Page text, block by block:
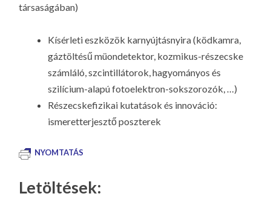
társaságában)
Kísérleti eszközök karnyújtásnyira (ködkamra,
gáztöltésű müondetektor, kozmikus-részecske
számláló, szcintillátorok, hagyományos és
szilícium-alapú fotoelektron-sokszorozók, …)
Részecskefizikai kutatások és innováció:
ismeretterjesztő poszterek
NYOMTATÁS
Letöltések: